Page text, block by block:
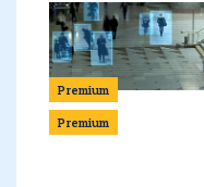
Premium
Premium